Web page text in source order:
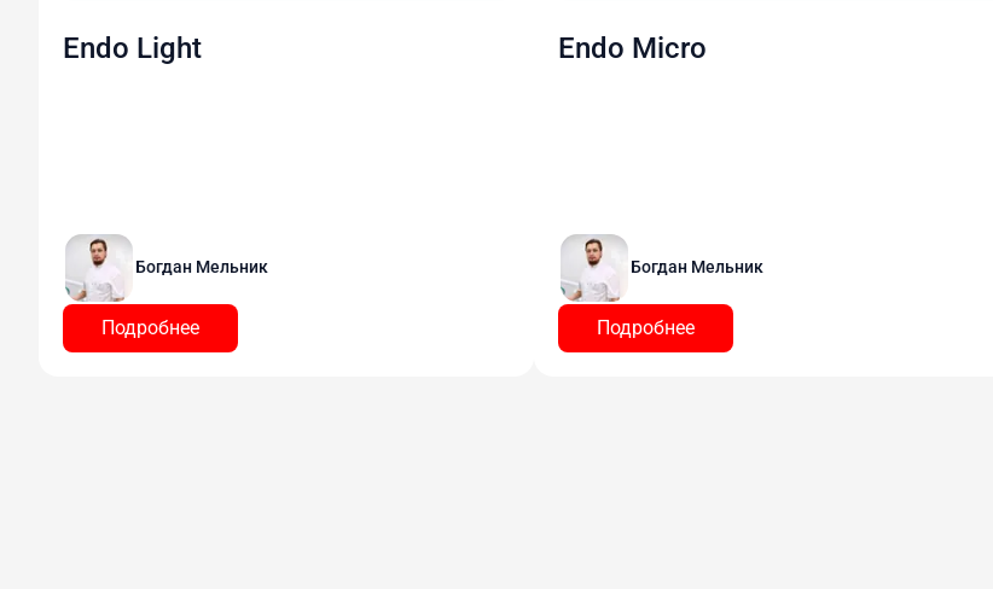
Endo Light
Богдан Мельник
Подробнее
Endo Micro
Богдан Мельник
Подробнее